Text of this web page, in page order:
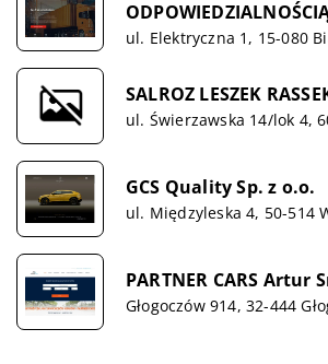
ul. Elektryczna 1, 15-080
SALROZ LESZEK
ul. Świerzawska 14/lok 4,
GCS Quality Sp. z o.o.
ul. Międzyleska 4, 50-514
PARTNER CARS Artur
Głogoczów 914, 32-444